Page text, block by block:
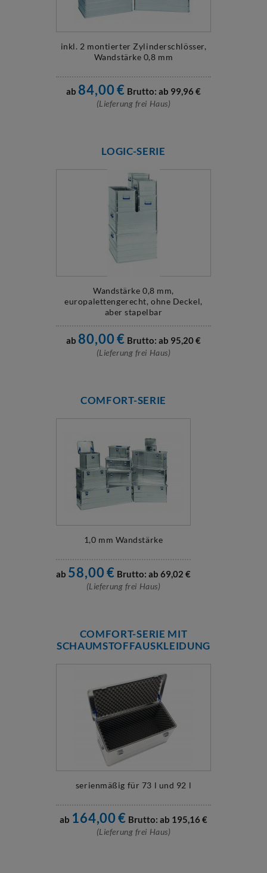
inkl. 2 montierter Zylinderschlösser,
Wandstärke 0,8 mm
ab 84,00€ Brutto: ab 99,96€
(Lieferung frei Haus)
LOGIC-SERIE
Wandstärke 0,8 mm,
europalettengerecht, ohne Deckel,
aber stapelbar
ab 80,00€ Brutto: ab 95,20€
(Lieferung frei Haus)
COMFORT-SERIE
1,0 mm Wandstärke
ab 58,00€ Brutto: ab 69,02 €
(Lieferung frei Haus)
COMFORT-SERIE MIT
SCHAUMSTOFFAUSKLEIDUNG
serienmäßig für 73 l und 92 l
ab 164,00€ Brutto: ab 195,16€
(Lieferung frei Haus)